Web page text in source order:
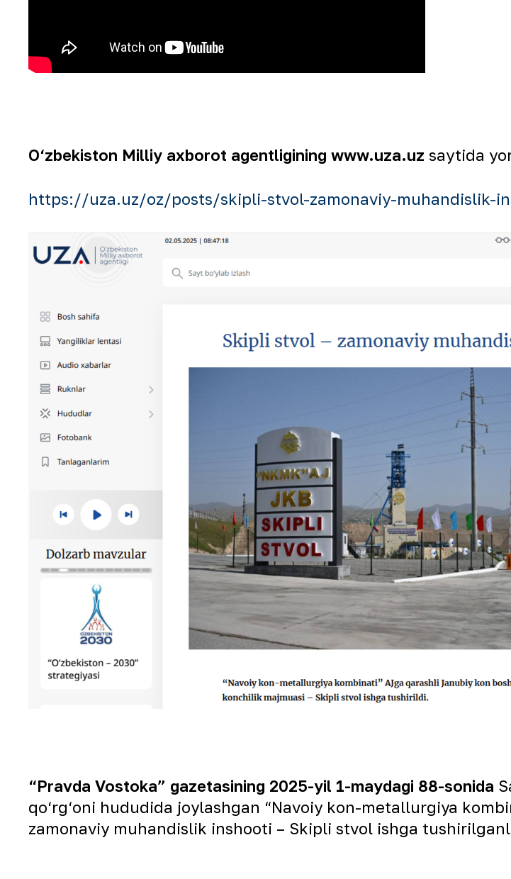
O‘zbekiston Milliy axborot agentligining www.uza.uz saytida
https://uza.uz/oz/posts/skipli-stvol-zamonaviy-muhandislik-
“Pravda Vostoka” gazetasining 2025-yil 1-maydagi 88-sonida
qo‘rg‘oni hududida joylashgan “Navoiy kon-metallurgiya
zamonaviy muhandislik inshooti – Skipli stvol ishga